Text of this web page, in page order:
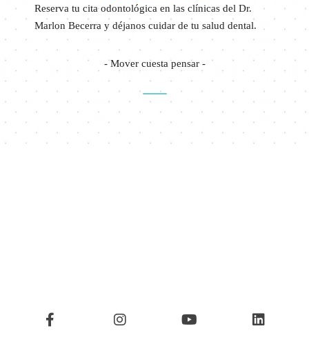
Reserva tu cita odontológica en las clínicas del Dr.
Marlon Becerra y déjanos cuidar de tu salud dental.
- Mover cuesta pensar -